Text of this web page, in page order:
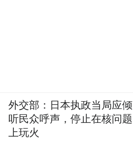
外交部：日本执政当局应倾
听民众呼声，停止在核问题
上玩火